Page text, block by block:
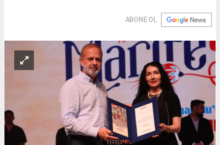
ABONE OL